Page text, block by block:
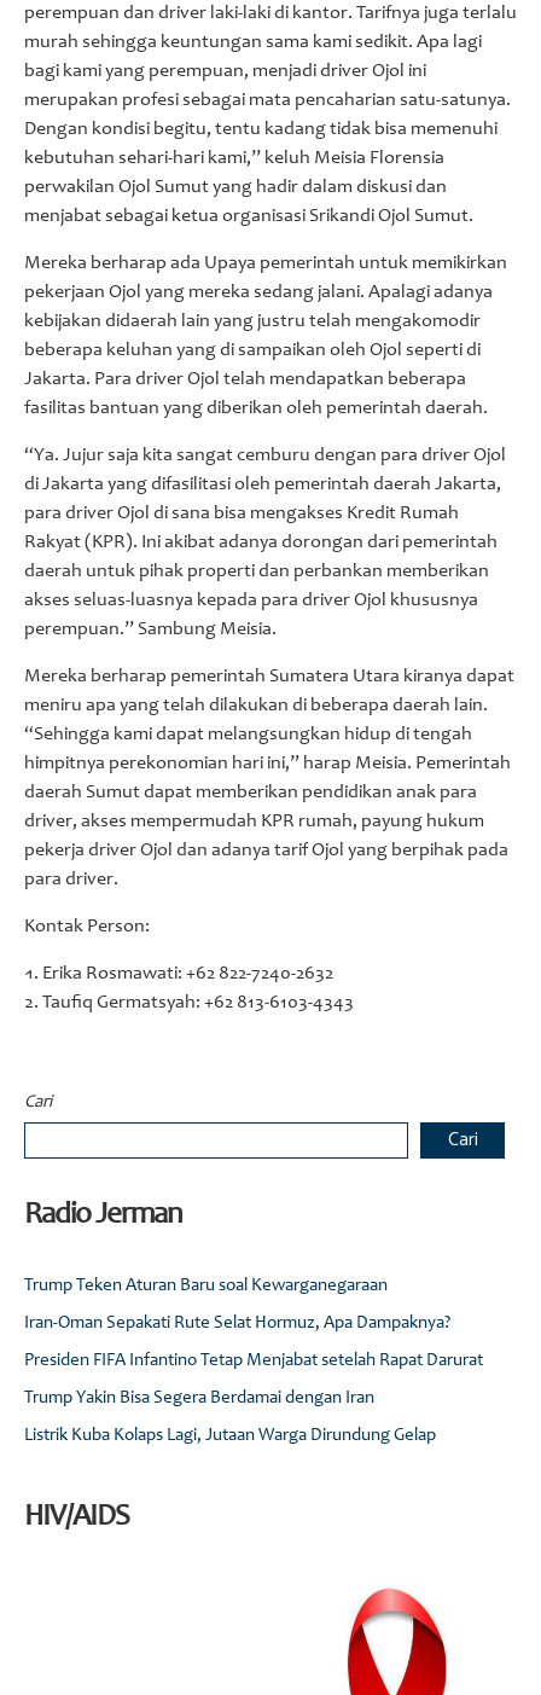
perempuan dan driver laki-laki di kantor. Tarifnya juga terlalu
murah sehingga keuntungan sama kami sedikit. Apa lagi
bagi kami yang perempuan, menjadi driver Ojol ini
merupakan profesi sebagai mata pencaharian satu-satunya.
Dengan kondisi begitu, tentu kadang tidak bisa memenuhi
kebutuhan sehari-hari kami,” keluh Meisia Florensia
perwakilan Ojol Sumut yang hadir dalam diskusi dan
menjabat sebagai ketua organisasi Srikandi Ojol Sumut.
Mereka berharap ada Upaya pemerintah untuk memikirkan
pekerjaan Ojol yang mereka sedang jalani. Apalagi adanya
kebijakan didaerah lain yang justru telah mengakomodir
beberapa keluhan yang di sampaikan oleh Ojol seperti di
Jakarta. Para driver Ojol telah mendapatkan beberapa
fasilitas bantuan yang diberikan oleh pemerintah daerah.
“Ya. Jujur saja kita sangat cemburu dengan para driver Ojol
di Jakarta yang difasilitasi oleh pemerintah daerah Jakarta,
para driver Ojol di sana bisa mengakses Kredit Rumah
Rakyat (KPR). Ini akibat adanya dorongan dari pemerintah
daerah untuk pihak properti dan perbankan memberikan
akses seluas-luasnya kepada para driver Ojol khususnya
perempuan.” Sambung Meisia.
Mereka berharap pemerintah Sumatera Utara kiranya dapat
meniru apa yang telah dilakukan di beberapa daerah lain.
“Sehingga kami dapat melangsungkan hidup di tengah
himpitnya perekonomian hari ini,” harap Meisia. Pemerintah
daerah Sumut dapat memberikan pendidikan anak para
driver, akses mempermudah KPR rumah, payung hukum
pekerja driver Ojol dan adanya tarif Ojol yang berpihak pada
para driver.
Kontak Person:
Erika Rosmawati: +62 822-7240-2632
Taufiq Germatsyah: +62 813-6103-4343
Cari
Cari
Radio Jerman
Trump Teken Aturan Baru soal Kewarganegaraan
Iran-Oman Sepakati Rute Selat Hormuz, Apa Dampaknya?
Presiden FIFA Infantino Tetap Menjabat setelah Rapat Darurat
Trump Yakin Bisa Segera Berdamai dengan Iran
Listrik Kuba Kolaps Lagi, Jutaan Warga Dirundung Gelap
HIV/AIDS